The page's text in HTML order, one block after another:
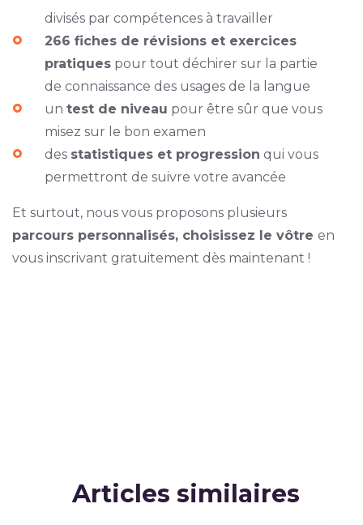
divisés par compétences à travailler
266 fiches de révisions et exercices
pratiquespour tout déchirer sur la partie
de connaissance des usages de la langue
un test de niveau pour être sûr que vous
misez sur le bon examen
des statistiques et progression qui vous
permettront de suivre votre avancée
Et surtout, nous vous proposons plusieurs
parcours personnalisés, choisissez le vôtre en
vous inscrivant gratuitement dès maintenant !
Articles similaires